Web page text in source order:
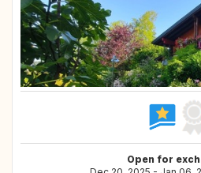
Open for